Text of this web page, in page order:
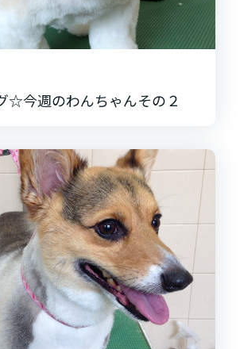
☆今週のわんちゃんその２